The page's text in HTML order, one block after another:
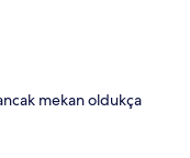
mekan oldukça